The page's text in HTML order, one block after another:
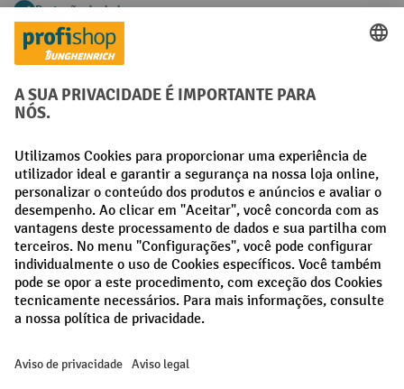
Proteção de dados segura
Aconselhamento pessoal de compra
Métodos de pagamento
Creditcard (Master)Creditcard (Visa)Pré-pagamento
Redes sociais
Facebook
LinkedIn
Instagram
Proteção de dados Definições de privacidade